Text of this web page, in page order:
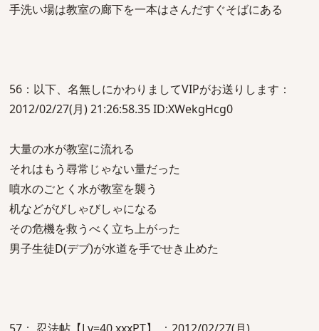
手洗い場は教室の廊下を一本はさんだすぐそばにある
56：以下、名無しにかわりましてVIPがお送りします：
2012/02/27(月) 21:26:58.35 ID:XWekgHcg0
大量の水が教室に流れる
それはもう尋常じゃない量だった
噴水のごとく水が教室を襲う
机などがびしゃびしゃになる
その危機を救うべく立ち上がった
男子生徒D(デブ)が水道を手でせき止めた